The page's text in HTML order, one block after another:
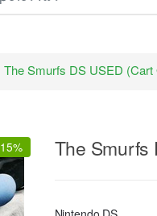
The Smurfs DS USED (Cart
15% The Smurfs